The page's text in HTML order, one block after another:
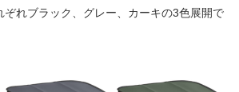
ぞれブラック、グレー、カーキの3色展開で